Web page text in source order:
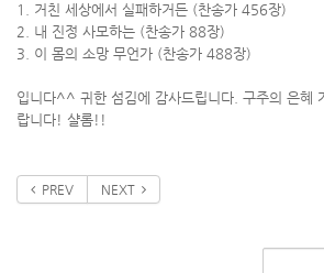
1. 거친 세상에서 실패하거든 (찬송가 456장)
2. 내 진정 사모하는 (찬송가 88장)
3. 이 몸의 소망 무언가 (찬송가 488장)
입니다^^ 귀한 섬김에 감사드립니다. 구주의 은혜
랍니다! 샬롬!!
PREV NEXT